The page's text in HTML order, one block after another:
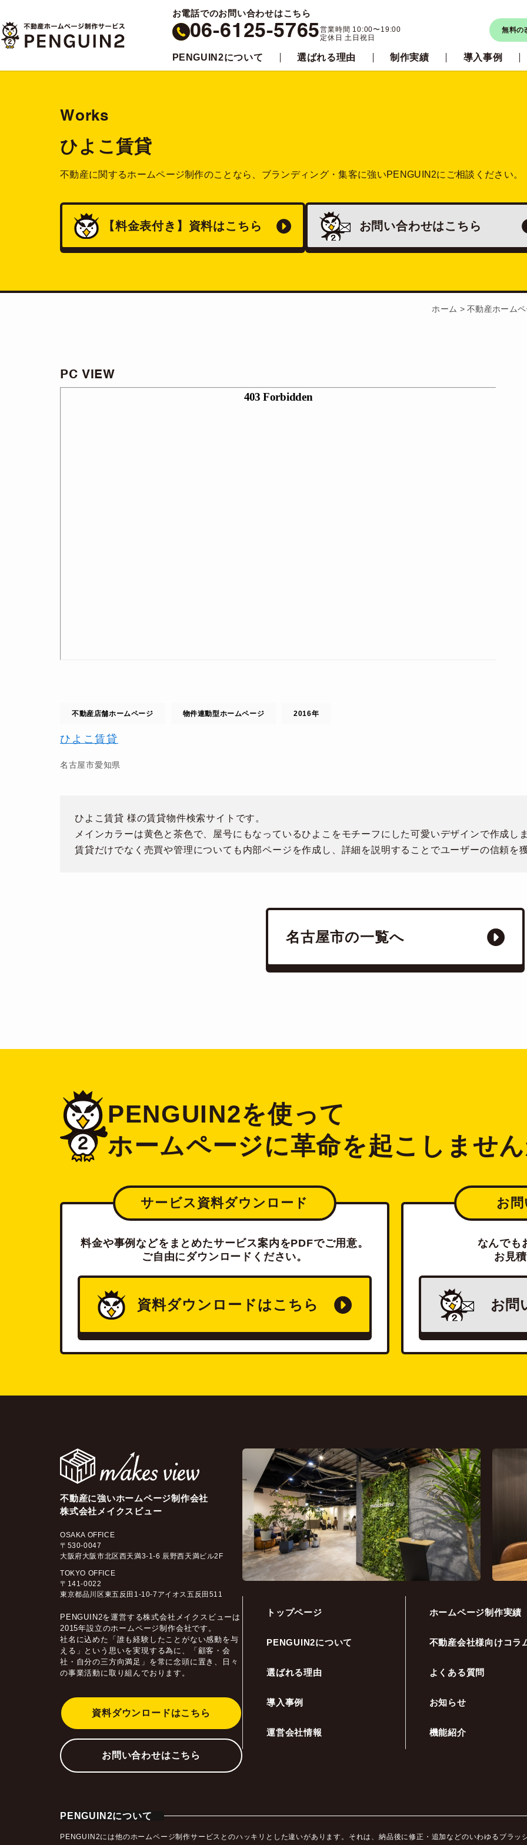
お電話でのお問い合わせはこちら
06-6125-5765営業時間 10:00〜19:00
定休日 土日祝日
無料の
PENGUIN2について 選ばれる理由 制作実績 導入事例
Works
ひよこ賃貸
不動産に関するホームページ制作のことなら、 ブランディング・集客に強いPENGUIN2にご相談ください。
【料金表付き】 資料はこちら お問い合わせはこちら
ホーム >不動産ホーム
PC VIEW
不動産店舗ホームページ 物件連動型ホームページ 2016年
ひよこ賃貸
名古屋市愛知県
ひよこ賃貸 様の賃貸物件検索サイトです。
メインカラーは黄色と茶色で、屋号にもなっているひよこをモチーフにした可愛いデザインで作成しま
賃貸だけでなく売買や管理についても内部ページを作成し、詳細を説明することでユーザーの信頼を
名古屋市の一覧へ
PENGUIN2を使って
ホームページに革命を起こしません
サービス資料ダウンロード
料金や事例などをまとめたサービス案内をPDFでご用意。
ご自由にダウンロードください。
資料ダウンロードはこちら
お
なんでも
お見
お問
不動産に強いホームページ制作会社
株式会社メイクスビュー
OSAKA OFFICE
〒530-0047
大阪府大阪市北区西天満3-1-6 辰野西天満ビル2F
TOKYO OFFICE
〒141-0022
東京都品川区東五反田1-10-7アイオス五反田511
PENGUIN2を運営する株式会社メイクスビューは
2015年設立のホームページ制作会社です。
社名に込めた「誰も経験したことがない感動を与
える」という思いを実現する為に、「顧客・会
社・自分の三方向満足」を常に念頭に置き、日々
の事業活動に取り組んでおります。
資料ダウンロードはこちら
お問い合わせはこちら
トップページ
PENGUIN2について
選ばれる理由
導入事例
運営会社情報
ホームページ制作実績
不動産会社様向けコラ
よくある質問
お知らせ
機能紹介
PENGUIN2について
PENGUIN2には他のホームページ制作サービスとのハッキリとした違いがあります。それは、納品後に修正・追加などのいわゆるブラ